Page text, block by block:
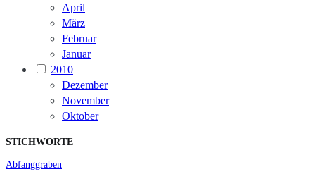
April
März
Februar
Januar
2010
Dezember
November
Oktober
STICHWORTE
Abfanggraben